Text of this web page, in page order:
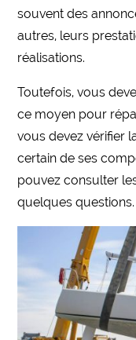
souvent des
autres, leurs
réalisations.
Toutefois, vous
ce moyen pour
vous devez vérifier
certain de ses
pouvez consulter
quelques questions.